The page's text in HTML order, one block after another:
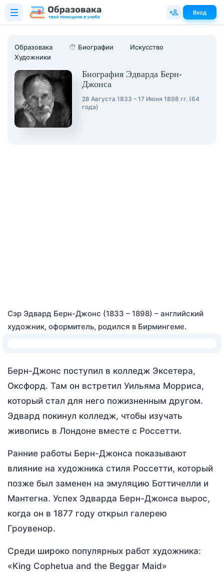
Образовака 🧑 Биографии
Искусство
Художники
Биография Эдварда Берн-
Джонса
28 Августа 1833 – 17 Июня 1898 гг. (64
года)
Сэр Эдвард Берн-Джонс (1833 – 1898) – английский
художник, оформитель, родился в Бирмингеме.
Берн-Джонс поступил в колледж Эксетера,
Оксфорд. Там он встретил Уильяма Морриса,
который стал для него пожизненным другом.
Эдвард покинул колледж, чтобы изучать
живопись в Лондоне вместе с Россетти.
Ранние работы Берн-Джонса показывают
влияние на художника стиля Россетти, который
позже был заменен на эмуляцию Боттичелли и
Мантегна. Успех Эдварда Берн-Джонса вырос,
когда он в 1877 году открыл галерею
Гроувенор.
Среди широко популярных работ художника:
«King Cophetua and the Beggar Maid»
Вход